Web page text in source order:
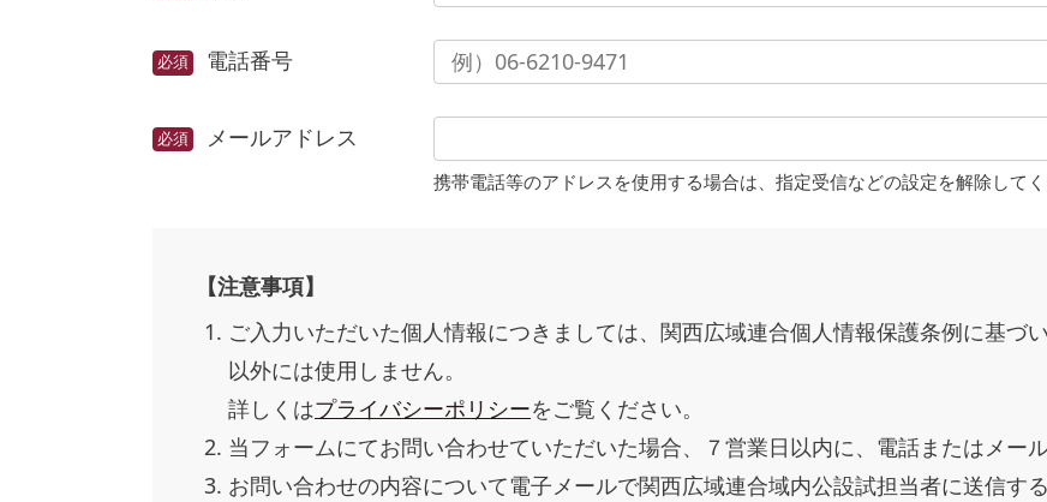
電話番号
メールアドレス
携帯電話等のアドレスを使用する場合は、指定受信などの設定を解除してく
【注意事項】
ご入力いただいた個人情報につきましては、関西広域連合個人情報保護条例に基づ
以外には使用しません。
詳しくはプライバシーポリシーをご覧ください。
当フォームにてお問い合わせていただいた場合、７営業日以内に、電話またはメー
お問い合わせの内容について電子メールで関西広域連合域内公設試担当者に送信する